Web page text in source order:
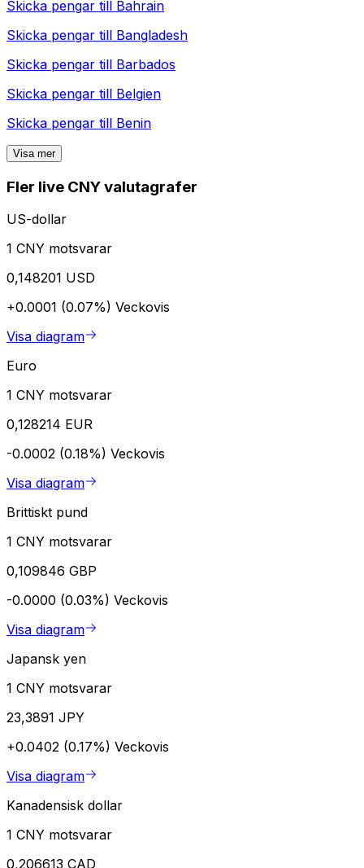
Skicka pengar till Bahrain
Skicka pengar till Bangladesh
Skicka pengar till Barbados
Skicka pengar till Belgien
Skicka pengar till Benin
Visa mer
Fler live CNY valutagrafer
US-dollar
1 CNY motsvarar
0,148201 USD
+0.0001 (0.07%) Veckovis
Visa diagram
Euro
1 CNY motsvarar
0,128214 EUR
-0.0002 (0.18%) Veckovis
Visa diagram
Brittiskt pund
1 CNY motsvarar
0,109846 GBP
-0.0000 (0.03%) Veckovis
Visa diagram
Japansk yen
1 CNY motsvarar
23,3891 JPY
+0.0402 (0.17%) Veckovis
Visa diagram
Kanadensisk dollar
1 CNY motsvarar
0,206613 CAD